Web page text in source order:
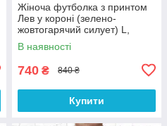
Жіноча футболка з принтом
Лев у короні (зелено-
жовтогарячий силует) L,
Білий Push IT
В наявності
740 ₴ 840 ₴
Купити